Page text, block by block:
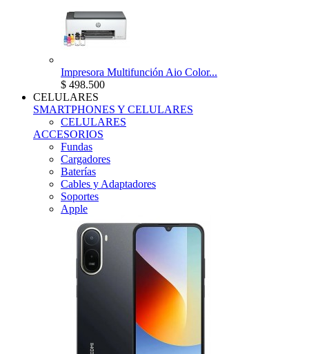
Impresora Multifunción Aio Color...
$ 498.500
CELULARES
SMARTPHONES Y CELULARES
CELULARES
ACCESORIOS
Fundas
Cargadores
Baterías
Cables y Adaptadores
Soportes
Apple